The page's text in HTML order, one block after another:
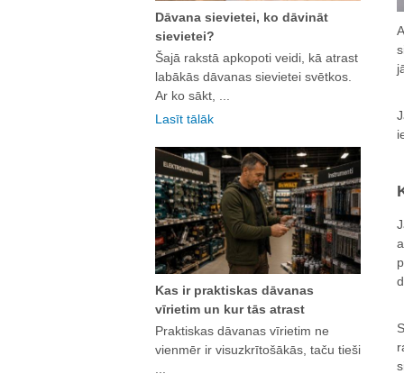
Dāvana sievietei, ko dāvināt
sievietei?
Šajā rakstā apkopoti veidi, kā atrast
labākās dāvanas sievietei svētkos.
Ar ko sākt, ...
Lasīt tālāk
Kas ir praktiskas dāvanas
vīrietim un kur tās atrast
Praktiskas dāvanas vīrietim ne
vienmēr ir visuzkrītošākās, taču tieši